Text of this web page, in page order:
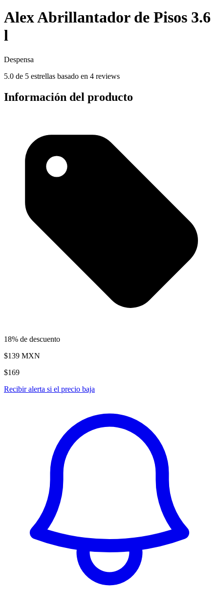
Alex Abrillantador de Pisos 3.6
l
Despensa
5.0 de 5 estrellas basado en 4 reviews
Información del producto
18% de descuento
$139 MXN
$169
Recibir alerta si el precio baja